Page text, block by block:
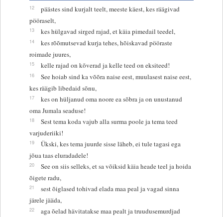
12
päästes sind kurjalt teelt, meeste käest, kes räägivad
pööraselt,
13 kes hülgavad sirged rajad, et käia pimedail teedel,
14
kes rõõmutsevad kurja tehes, hõiskavad pööraste
roimade juures,
15 kelle rajad on kõverad ja kelle teed on eksiteed!
16
See hoiab sind ka võõra naise eest, muulasest naise eest,
kes räägib libedaid sõnu,
17
kes on hüljanud oma noore ea sõbra ja on unustanud
oma Jumala seaduse!
18
Sest tema koda vajub alla surma poole ja tema teed
varjuderiiki!
19
Ükski, kes tema juurde sisse läheb, ei tule tagasi ega
jõua taas eluradadele!
20
See on siis selleks, et sa võiksid käia heade teel ja hoida
õigete radu,
21
sest õiglased tohivad elada maa peal ja vagad sinna
järele jääda,
22
aga õelad hävitatakse maa pealt ja truudusemurdjad